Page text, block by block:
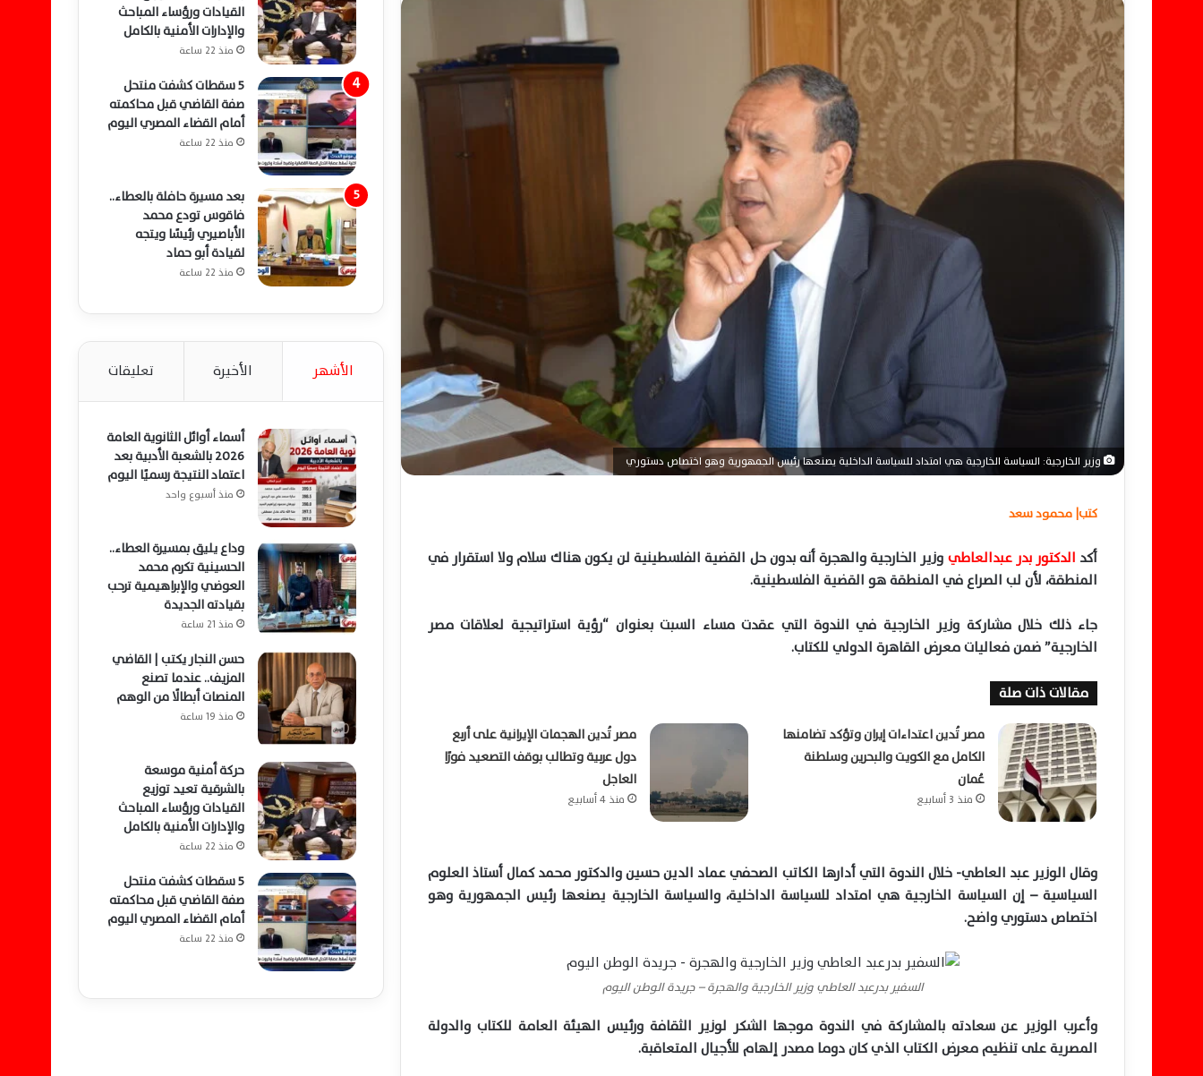
ل
ر
ي
إ
وزير الخارجية: السياسة الخارجية هي امتداد للسياسة الداخلية يصنعها رئيس الجمهورية وهو اختصاص دستوري
كتب| محمود سعد
أكد الدكتور بدر عبدالعاطي وزير الخارجية والهجرة أنه بدون حل القضية الفلسطينية لن يكون هناك سلام ولا استقرار في
المنطقة، لأن لب الصراع في المنطقة هو القضية الفلسطينية.
جاء ذلك خلال مشاركة وزير الخارجية في الندوة التي عقدت مساء السبت بعنوان “رؤية استراتيجية لعلاقات مصر
الخارجية” ضمن فعاليات معرض القاهرة الدولي للكتاب.
مقالات ذات صلة
مصر تُدين اعتداءات إيران وتؤكد تضامنها
الكامل مع الكويت والبحرين وسلطنة
عُمان
منذ 3 أسابيع
مصر تُدين الهجمات الإيرانية على أربع
دول عربية وتطالب بوقف التصعيد فورًا
العاجل
منذ 4 أسابيع
وقال الوزير عبد العاطي- خلال الندوة التي أدارها الكاتب الصحفي عماد الدين حسين والدكتور محمد كمال أستاذ العلوم
السياسية – إن السياسة الخارجية هي امتداد للسياسة الداخلية، والسياسة الخارجية يصنعها رئيس الجمهورية وهو
اختصاص دستوري واضح.
السفير بدرعبد العاطي وزير الخارجية والهجرة – جريدة الوطن اليوم
وأعرب الوزير عن سعادته بالمشاركة في الندوة موجها الشكر لوزير الثقافة ورئيس الهيئة العامة للكتاب والدولة
المصرية على تنظيم معرض الكتاب الذي كان دوما مصدر إلهام للأجيال المتعاقبة.
القيادات ورؤساء المباحث
والإدارات الأمنية بالكامل
منذ 22 ساعة
5 سقطات كشفت منتحل
صفة القاضي قبل محاكمته
أمام القضاء المصري اليوم
منذ 22 ساعة
بعد مسيرة حافلة بالعطاء..
فاقوس تودع محمد
الأباصيري رئيسًا ويتجه
لقيادة أبو حماد
منذ 22 ساعة
الأشهر الأخيرة تعليقات
أسماء أوائل الثانوية العامة
2026 بالشعبة الأدبية بعد
اعتماد النتيجة رسميًا اليوم
منذ أسبوع واحد
وداع يليق بمسيرة العطاء..
الحسينية تكرم محمد
العوضي والإبراهيمية ترحب
بقيادته الجديدة
منذ 21 ساعة
حسن النجار يكتب | القاضي
المزيف.. عندما تصنع
المنصات أبطالًا من الوهم
منذ 19 ساعة
حركة أمنية موسعة
بالشرقية تعيد توزيع
القيادات ورؤساء المباحث
والإدارات الأمنية بالكامل
منذ 22 ساعة
5 سقطات كشفت منتحل
صفة القاضي قبل محاكمته
أمام القضاء المصري اليوم
منذ 22 ساعة